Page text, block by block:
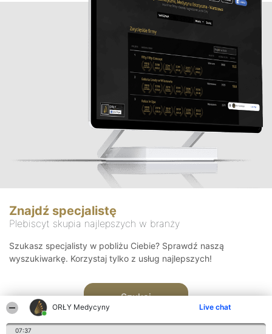
ORŁY Medycyny Live chat
07:37
Znajdź specjalistę
Plebiscyt skupia najlepszych w branży
Szukasz specjalisty w pobliżu Ciebie? Sprawdź naszą
wyszukiwarkę. Korzystaj tylko z usług najlepszych!
Szukaj